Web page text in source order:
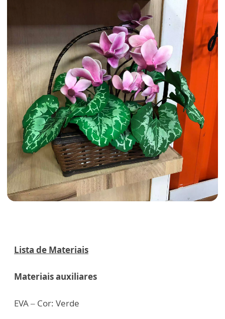
Lista de Materiais
Materiais auxiliares
EVA – Cor: Verde